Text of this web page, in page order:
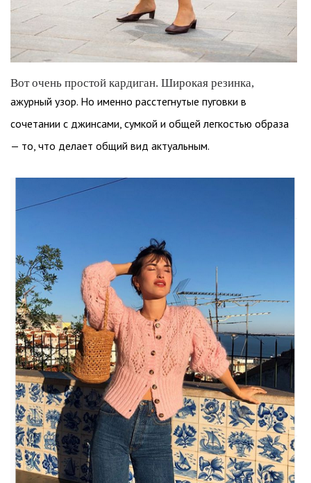
Вот очень простой кардиган. Широкая резинка,
ажурный узор. Но именно расстегнутые пуговки в
сочетании с джинсами, сумкой и общей легкостью образа
— то, что делает общий вид актуальным.